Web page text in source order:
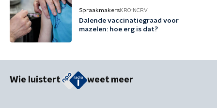
SpraakmakersKRO-NCRV
Dalende vaccinatiegraad voor
mazelen: hoe erg is dat?
Wie luistert weet meer